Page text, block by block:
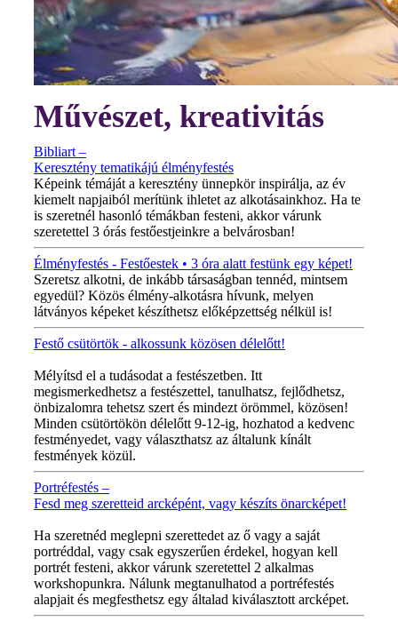
Művészet, kreativitás
Bibliart –
Keresztény tematikájú élményfestés
Képeink témáját a keresztény ünnepkör inspirálja, az év
kiemelt napjaiból merítünk ihletet az alkotásainkhoz. Ha te
is szeretnél hasonló témákban festeni, akkor várunk
szeretettel 3 órás festőestjeinkre a belvárosban!
Élményfestés - Festőestek • 3 óra alatt festünk egy képet!
Szeretsz alkotni, de inkább társaságban tennéd, mintsem
egyedül? Közös élmény-alkotásra hívunk, melyen
látványos képeket készíthetsz előképzettség nélkül is!
Festő csütörtök - alkossunk közösen délelőtt!
Mélyítsd el a tudásodat a festészetben. Itt
megismerkedhetsz a festészettel, tanulhatsz, fejlődhetsz,
önbizalomra tehetsz szert és mindezt örömmel, közösen!
Minden csütörtökön délelőtt 9-12-ig, hozhatod a kedvenc
festményedet, vagy választhatsz az általunk kínált
festmények közül.
Portréfestés –
Fesd meg szeretteid arcképént, vagy készíts önarcképet!
Ha szeretnéd meglepni szerettedet az ő vagy a saját
portréddal, vagy csak egyszerűen érdekel, hogyan kell
portrét festeni, akkor várunk szeretettel 2 alkalmas
workshopunkra. Nálunk megtanulhatod a portréfestés
alapjait és megfesthetsz egy általad kiválasztott arcképet.